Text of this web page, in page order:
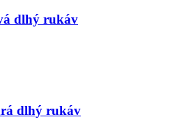
dlhý rukáv
dlhý rukáv